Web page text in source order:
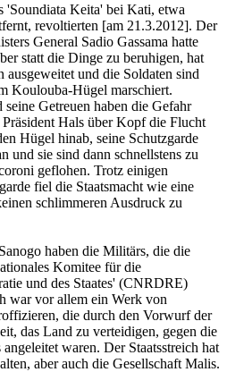
'Soundiata Keita' bei Kati, etwa
revoltierten [am 21.3.2012]. Der
General Sadio Gassama hatte
statt die Dinge zu beruhigen, hat
ausgeweitet und die Soldaten sind
Koulouba-Hügel marschiert.
Getreuen haben die Gefahr
Präsident Hals über Kopf die Flucht
Hügel hinab, seine Schutzgarde
und sie sind dann schnellstens zu
geflohen. Trotz einigen
fiel die Staatsmacht wie eine
schlimmeren Ausdruck zu
haben die Militärs, die die
Komitee für die
und des Staates' (CNRDRE)
war vor allem ein Werk von
die durch den Vorwurf der
das Land zu verteidigen, gegen die
waren. Der Staatsstreich hat
aber auch die Gesellschaft Malis.